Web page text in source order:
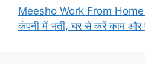
Meesho Work From Home
कंपनी में भर्ती, घर से करें काम